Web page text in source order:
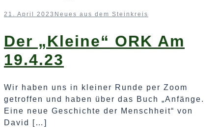
21. April 2023 Neues aus dem Steinkreis
Der „kleine“ ORK Am
19.4.23
Wir haben uns in kleiner Runde per Zoom
getroffen und haben über das Buch „Anfänge.
Eine neue Geschichte der Menschheit“ von
David […]